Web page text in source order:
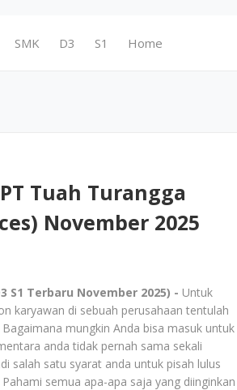
SMK D3 S1 Home
Tuah Turangga
November 2025
S1 Terbaru November 2025) - Untuk
karyawan di sebuah perusahaan tentulah
mungkin Anda bisa masuk untuk
anda tidak pernah sama sekali
salah satu syarat anda untuk pisah lulus
semua apa-apa saja yang diinginkan